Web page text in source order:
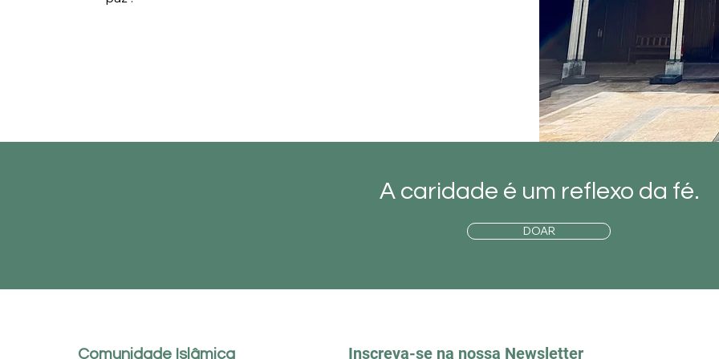
A caridade é um reflexo da fé.
DOAR
Comunidade Islâmica Inscreva-se na nossa Newsletter